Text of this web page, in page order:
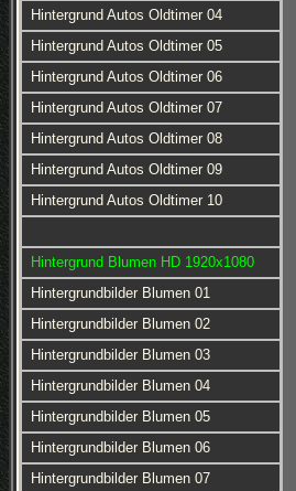
Hintergrund Autos Oldtimer 04
Hintergrund Autos Oldtimer 05
Hintergrund Autos Oldtimer 06
Hintergrund Autos Oldtimer 07
Hintergrund Autos Oldtimer 08
Hintergrund Autos Oldtimer 09
Hintergrund Autos Oldtimer 10
Hintergrund Blumen HD 1920x1080
Hintergrundbilder Blumen 01
Hintergrundbilder Blumen 02
Hintergrundbilder Blumen 03
Hintergrundbilder Blumen 04
Hintergrundbilder Blumen 05
Hintergrundbilder Blumen 06
Hintergrundbilder Blumen 07